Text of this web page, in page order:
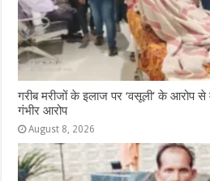
गरीब मरीजों के इलाज पर ‘वसूली’ के आरोप से
गंभीर आरोप
August 8, 2026